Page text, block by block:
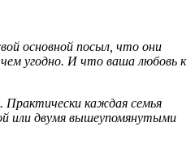
основной посыл, что они
угодно. И что ваша любовь к
. Практически каждая семья
или двумя вышеупомянутыми